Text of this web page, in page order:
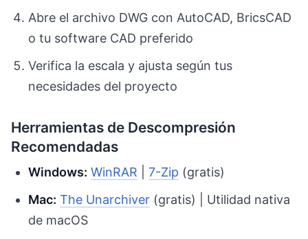
Abre el archivo DWG con AutoCAD, BricsCAD
o tu software CAD preferido
Verifica la escala y ajusta según tus
necesidades del proyecto
Herramientas de Descompresión
Recomendadas
Windows: WinRAR |7-Zip (gratis)
Mac: The Unarchiver (gratis) | Utilidad nativa
de macOS